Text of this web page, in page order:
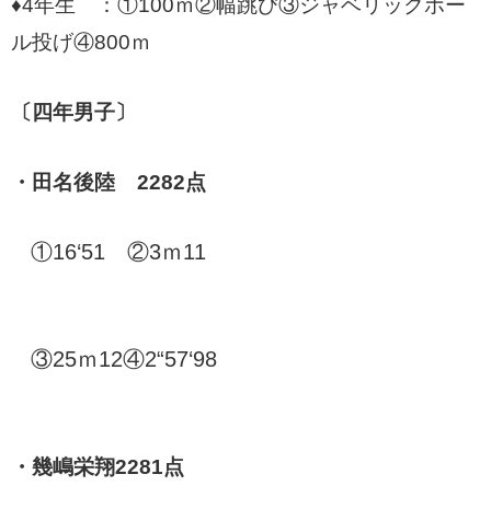
♦4年生 ：①100ｍ②幅跳び③ジャベリックボー
ル投げ④800ｍ
〔四年男子〕
・田名後陸 2282点
①16‘51 ②3ｍ11
③25ｍ12④2“57‘98
・幾嶋栄翔2281点